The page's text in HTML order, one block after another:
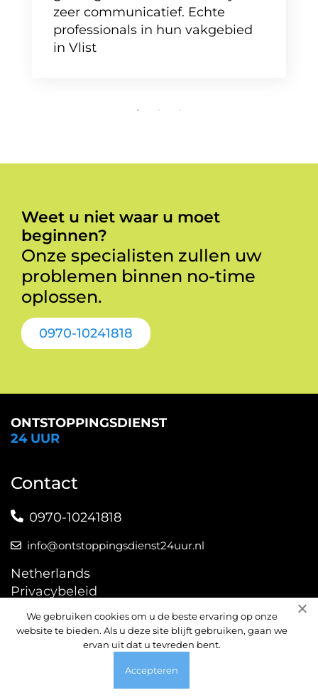
zeer communicatief. Echte
professionals in hun vakgebied
in Vlist
We gebruiken cookies om u de beste ervaring op onze
website te bieden. Als u deze site blijft gebruiken, gaan we
ervan uit dat u tevreden bent.
Accepteren
Weet u niet waar u moet
beginnen?
Onze specialisten zullen uw
problemen binnen no-time
oplossen.
0970-10241818
ONTSTOPPINGSDIENST
24 UUR
Contact
0970-10241818
info@ontstoppingsdienst24uur.nl
Netherlands
Privacybeleid
Sitemap
Amsterdam